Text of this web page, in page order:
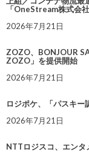
「OneStream株式会
2026年7月21日
ZOZO、BONJOUR
ZOZO」を提供開始
2026年7月21日
ロジポケ、「パスキー
2026年7月21日
NTTロジスコ、エン